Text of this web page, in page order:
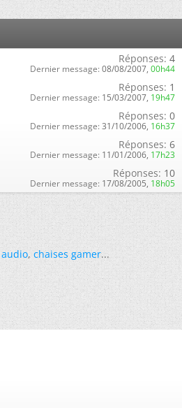
Réponses: 4
Dernier message: 08/08/2007, 00h44
Réponses: 1
Dernier message: 15/03/2007, 19h47
Réponses: 0
Dernier message: 31/10/2006, 16h37
Réponses: 6
Dernier message: 11/01/2006, 17h23
Réponses: 10
Dernier message: 17/08/2005, 18h05
,chaises gamer...